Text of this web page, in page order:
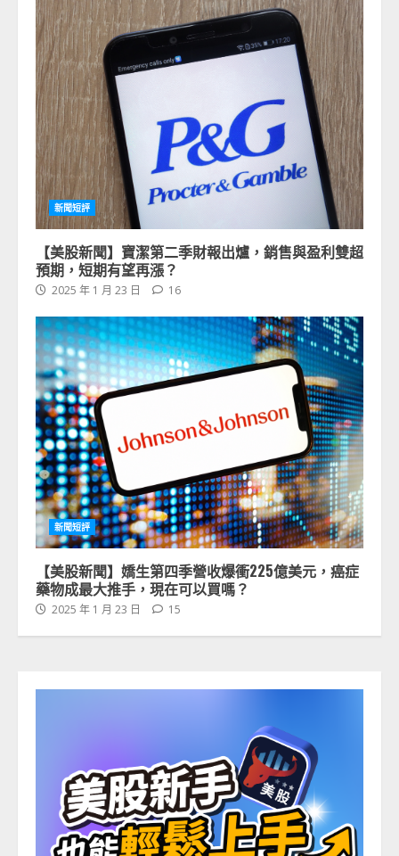
新聞短評
【美股新聞】寶潔第二季財報出爐，銷售與盈利雙超
預期，短期有望再漲？
2025 年 1 月 23 日 16
新聞短評
【美股新聞】嬌生第四季營收爆衝225億美元，癌症
藥物成最大推手，現在可以買嗎？
2025 年 1 月 23 日 15